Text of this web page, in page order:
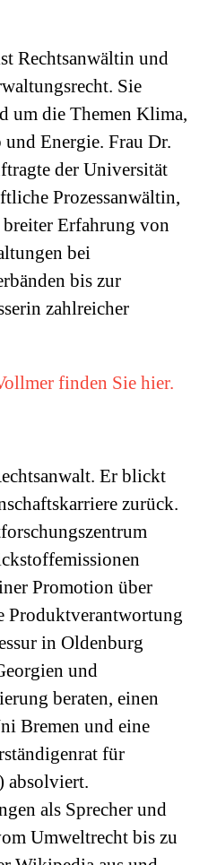
Rechtsanwältin und
Sie
um die Themen Klima,
Energie. Frau Dr.
der Universität
Prozessanwältin,
Erfahrung von
bei
bis zur
zahlreicher
finden Sie hier.
Er blickt
zurück.
Promotion über
Produktverantwortung
in Oldenburg
und
beraten, einen
Bremen und eine
für
absolviert.
als Sprecher und
Umweltrecht bis zu